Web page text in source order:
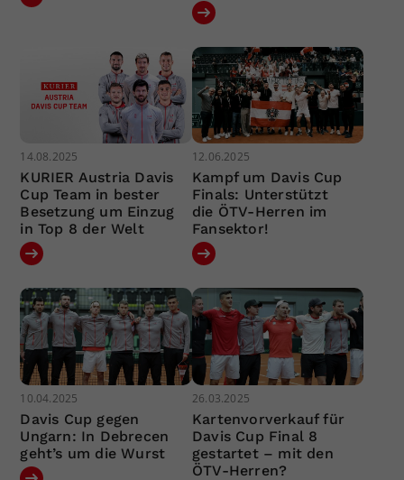
14.08.2025
KURIER Austria Davis
Cup Team in bester
Besetzung um Einzug
in Top 8 der Welt
12.06.2025
Kampf um Davis Cup
Finals: Unterstützt
die ÖTV-Herren im
Fansektor!
10.04.2025
Davis Cup gegen
Ungarn: In Debrecen
geht’s um die Wurst
26.03.2025
Kartenvorverkauf für
Davis Cup Final 8
gestartet – mit den
ÖTV-Herren?